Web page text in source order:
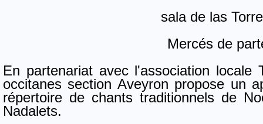
sala de las
Mercés de
En partenariat avec l'association
occitanes section Aveyron propose un
répertoire de chants traditionnels de
Nadalets.